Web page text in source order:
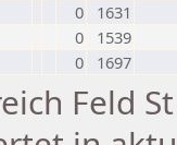
0
1631
0
1539
0 1697
Feld